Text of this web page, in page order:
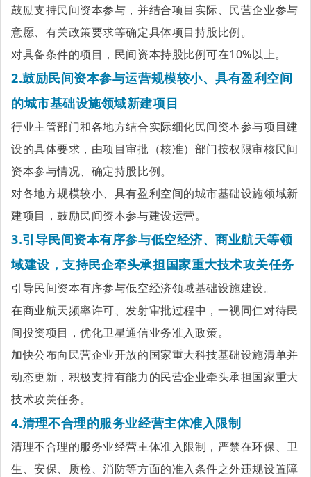
鼓励支持民间资本参与，并结合项目实际、民营企业参与
意愿、有关政策要求等确定具体项目持股比例。
对具备条件的项目，民间资本持股比例可在10%以上。
2.鼓励民间资本参与运营规模较小、具有盈利空间
的城市基础设施领域新建项目
行业主管部门和各地方结合实际细化民间资本参与项目建
设的具体要求，由项目审批（核准）部门按权限审核民间
资本参与情况、确定持股比例。
对各地方规模较小、具有盈利空间的城市基础设施领域新
建项目，鼓励民间资本参与建设运营。
3.引导民间资本有序参与低空经济、商业航天等领
域建设，支持民企牵头承担国家重大技术攻关任务
引导民间资本有序参与低空经济领域基础设施建设。
在商业航天频率许可、发射审批过程中，一视同仁对待民
间投资项目，优化卫星通信业务准入政策。
加快公布向民营企业开放的国家重大科技基础设施清单并
动态更新，积极支持有能力的民营企业牵头承担国家重大
技术攻关任务。
4.清理不合理的服务业经营主体准入限制
清理不合理的服务业经营主体准入限制，严禁在环保、卫
生、安保、质检、消防等方面的准入条件之外违规设置障